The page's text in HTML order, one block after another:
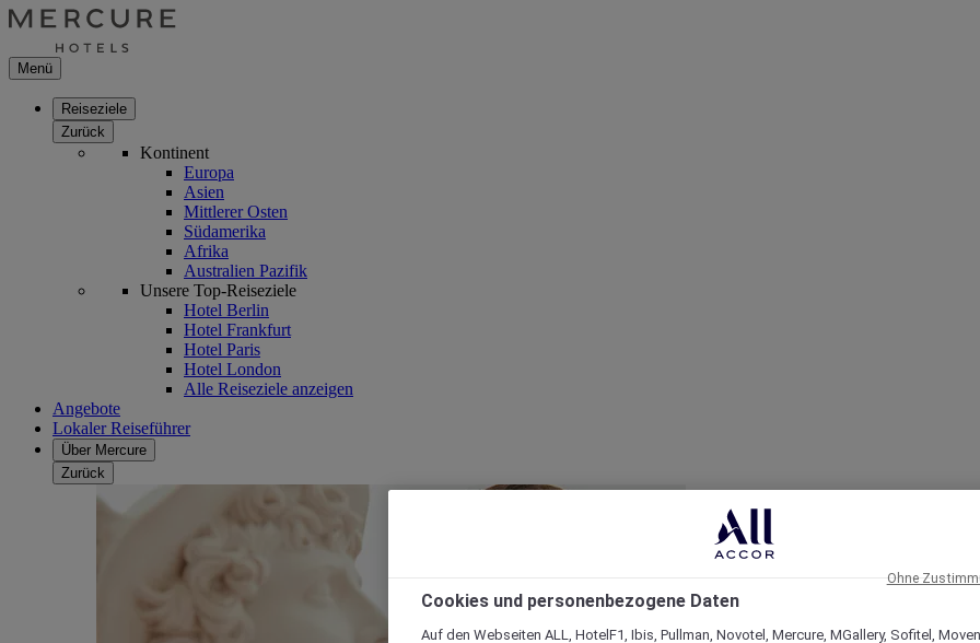
Menü
Reiseziele
Zurück
Kontinent
Europa
Asien
Mittlerer Osten
Südamerika
Afrika
Australien Pazifik
Unsere Top-Reiseziele
Hotel Berlin
Hotel Frankfurt
Hotel Paris
Hotel London
Alle Reiseziele anzeigen
Angebote
Lokaler Reiseführer
Über Mercure
Zurück
Cookies und personenbezogene Daten
Auf den Webseiten ALL, HotelF1, Ibis, Pullman, Novotel, Mercure, MGallery, Sofitel,
Ohne